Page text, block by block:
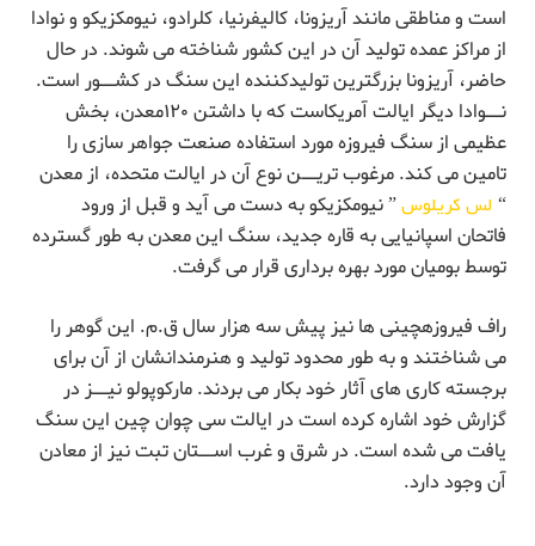
است و مناطقی مانند آریزونا، کالیفرنیا، کلرادو، نیومکزیکو و نوادا
از مراکز عمده تولید آن در این کشور شناخته می شوند. در حال
حاضر، آریزونا بزرگترین تولیدکننده این سنگ در کشــور است.
نــوادا دیگر ایالت آمریکاست که با داشتن ۱۲۰معدن، بخش
عظیمی از سنگ فیروزه مورد استفاده صنعت جواهر سازی را
تامین می کند. مرغوب تریــن نوع آن در ایالت متحده، از معدن
“ لس کریلوس” نیومکزیکو به دست می آید و قبل از ورود
فاتحان اسپانیایی به قاره جدید، سنگ این معدن به طور گسترده
توسط بومیان مورد بهره برداری قرار می گرفت.
راف فیروزهچینی ها نیز پیش سه هزار سال ق.م. این گوهر را
می شناختند و به طور محدود تولید و هنرمندانشان از آن برای
برجسته کاری های آثار خود بکار می بردند. مارکوپولو نیــز در
گزارش خود اشاره کرده است در ایالت سی چوان چین این سنگ
یافت می شده است. در شرق و غرب اســتان تبت نیز از معادن
آن وجود دارد.